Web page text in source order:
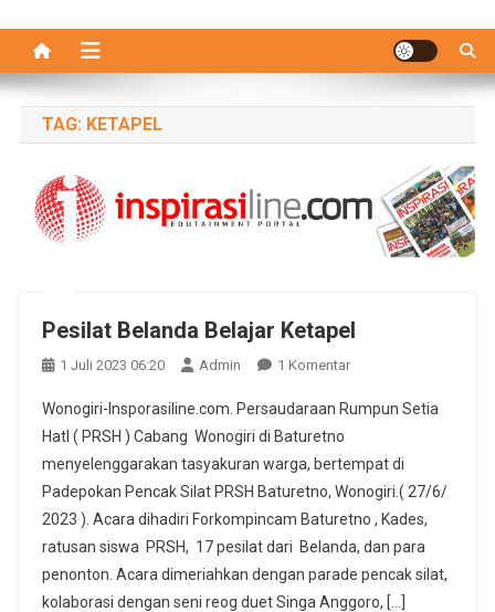
TAG: KETAPEL
Pesilat Belanda Belajar Ketapel
1 Juli 2023 06:20 Admin 1 KomentarPada
Belanda
Ketapel
Wonogiri-Insporasiline.com. Persaudaraan Rumpun Setia
HatI ( PRSH ) Cabang Wonogiri di Baturetno
menyelenggarakan tasyakuran warga, bertempat di
Padepokan Pencak Silat PRSH Baturetno, Wonogiri.( 27/6/
2023 ). Acara dihadiri Forkompincam Baturetno , Kades,
ratusan siswa PRSH, 17 pesilat dari Belanda, dan para
penonton. Acara dimeriahkan dengan parade pencak silat,
kolaborasi dengan seni reog duet Singa Anggoro, […]